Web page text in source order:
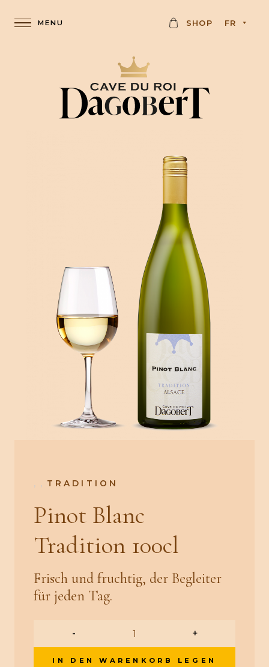
K SHOP FR
, , TRADITION
Pinot Blanc
Tradition 100cl
Frisch und fruchtig, der Begleiter
für jeden Tag.
- +
IN DEN WARENKORB LEGEN